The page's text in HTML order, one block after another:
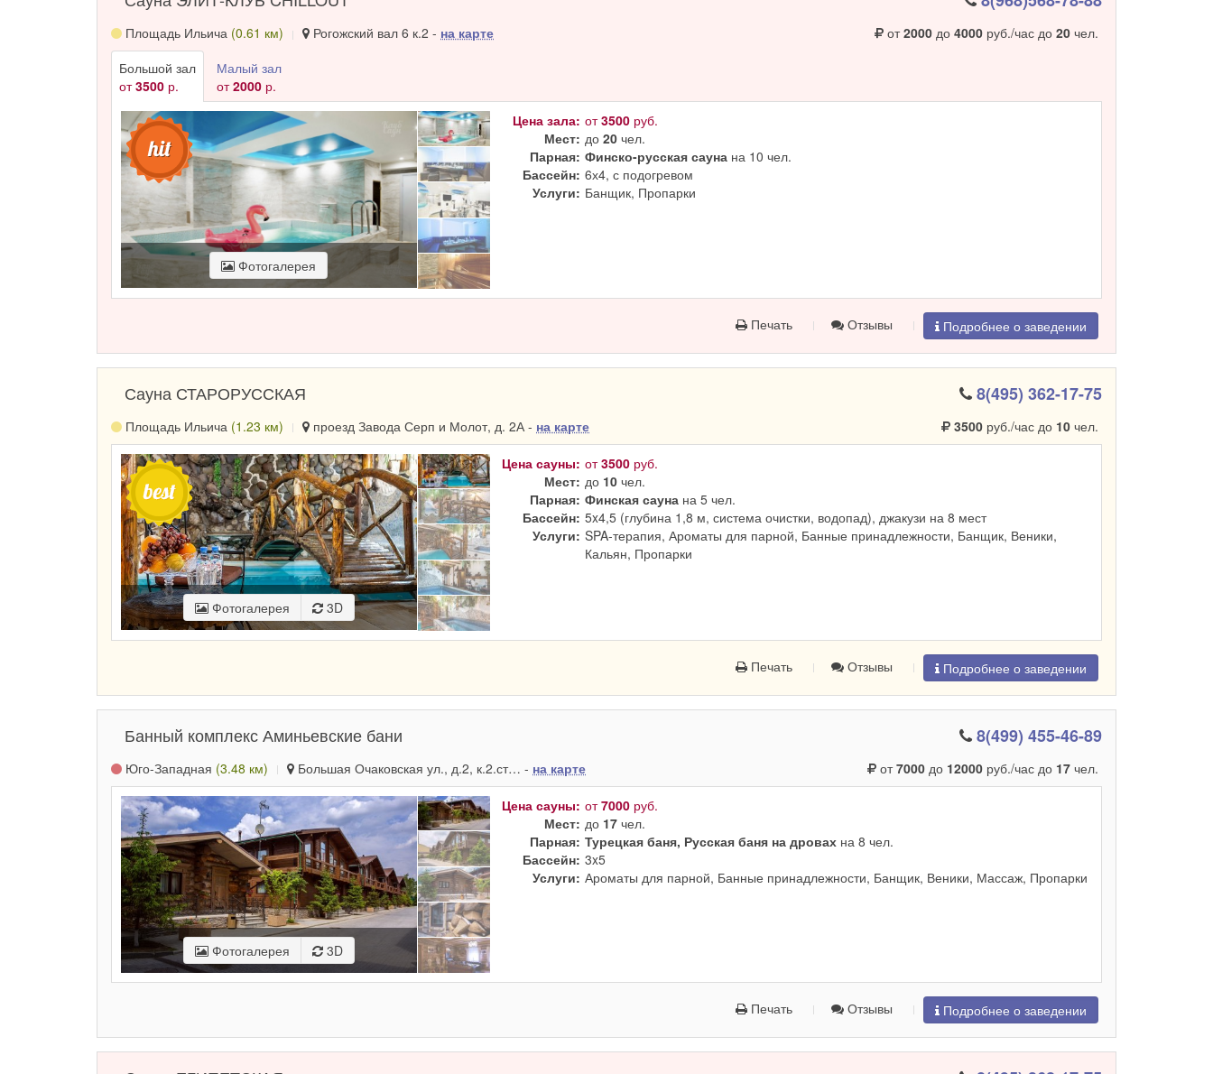
Площадь Ильича (0.61 км) Рогожский вал 6 к.2 - на карте от2000до 4000руб./час до 20чел.
Большой зал
от3500 р.
Малый зал
от2000 р.
Фотогалерея
Цена зала: от3500 руб.
Мест: до20 чел.
Парная: Финско-русская сауна на 10 чел.
Бассейн: 6х4, с подогревом
Услуги: Банщик, Пропарки
Печать Отзывы Подробнее о заведении
Сауна СТАРОРУССКАЯ 8(495) 362-17-75
Площадь Ильича (1.23 км) проезд Завода Серп и Молот, д. 2А - на карте 3500руб./час до 10чел.
Фотогалерея 3D
Цена сауны: от3500 руб.
Мест: до 10 чел.
Парная: Финская сауна на 5 чел.
Бассейн: 5x4,5 (глубина 1,8 м, система очистки, водопад), джакузи на 8 мест
Услуги: SPA-терапия, Ароматы для парной, Банные принадлежности, Банщик, Веники,
Кальян, Пропарки
Печать Отзывы Подробнее о заведении
Банный комплекс Аминьевские бани 8(499) 455-46-89
Юго-Западная (3.48 км) Большая Очаковская ул., д.2, к.2.ст… - на карте от7000до 12000руб./час до 17чел.
Фотогалерея 3D
Цена сауны: от7000 руб.
Мест: до 17 чел.
Парная: Турецкая баня, Русская баня на дровах на 8 чел.
Бассейн: 3x5
Услуги: Ароматы для парной, Банные принадлежности, Банщик, Веники, Массаж, Пропарки
Печать Отзывы Подробнее о заведении